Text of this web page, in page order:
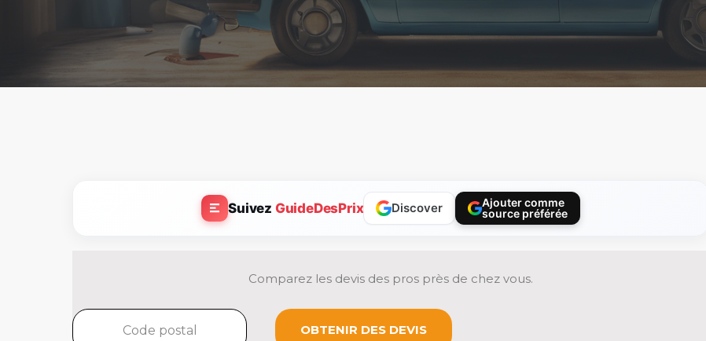
Suivez GuideDesPrix Discover
Ajouter comme
source préférée
Comparez les devis des pros près de chez vous.
OBTENIR DES DEVIS